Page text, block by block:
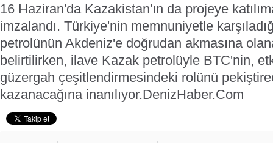
16 Haziran'da Kazakistan'ın da projeye
imzalandı. Türkiye'nin memnuniyetle
petrolünün Akdeniz'e doğrudan akmasına
belirtilirken, ilave Kazak petrolüyle BTC'nin,
güzergah çeşitlendirmesindeki rolünü
kazanacağına inanılıyor.DenizHaber.Com